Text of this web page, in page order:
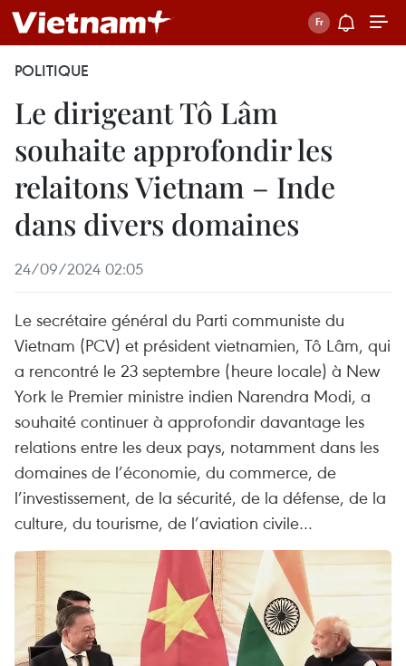
POLITIQUE
Le dirigeant Tô Lâm
souhaite approfondir les
relaitons Vietnam – Inde
dans divers domaines
24/09/2024 02:05
Le secrétaire général du Parti communiste du
Vietnam (PCV) et président vietnamien, Tô Lâm, qui
a rencontré le 23 septembre (heure locale) à New
York le Premier ministre indien Narendra Modi, a
souhaité continuer à approfondir davantage les
relations entre les deux pays, notamment dans les
domaines de l’économie, du commerce, de
l’investissement, de la sécurité, de la défense, de la
culture, du tourisme, de l’aviation civile…